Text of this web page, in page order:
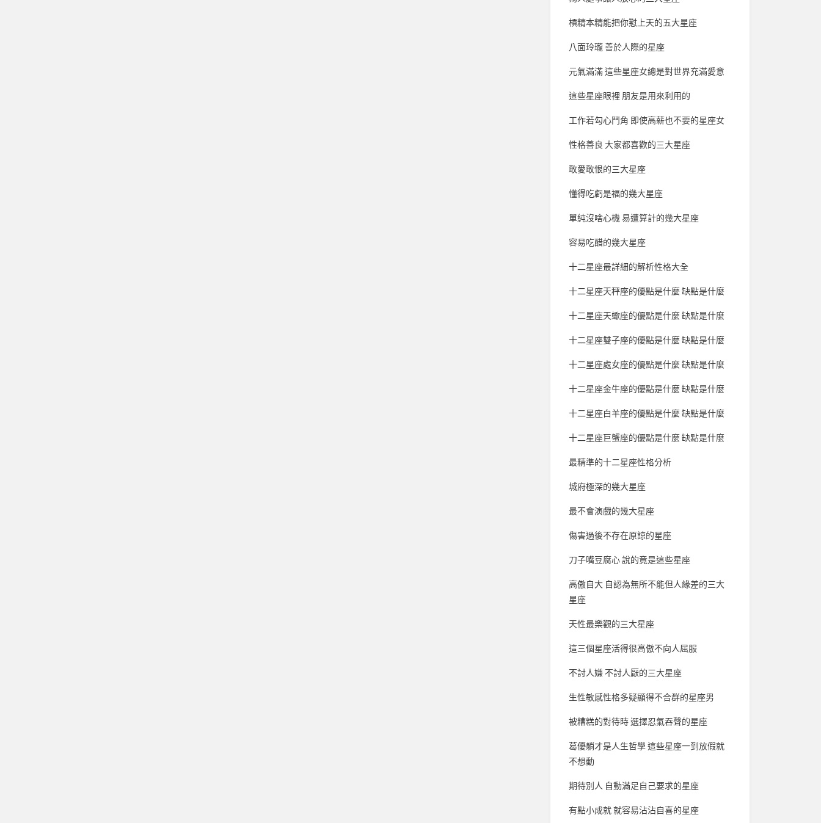
槓精本精能把你懟上天的五大星座
八面玲瓏 善於人際的星座
元氣滿滿 這些星座女總是對世界充滿愛意
這些星座眼裡 朋友是用來利用的
工作若勾心鬥角 即使高薪也不要的星座女
性格善良 大家都喜歡的三大星座
敢愛敢恨的三大星座
懂得吃虧是福的幾大星座
單純沒啥心機 易遭算計的幾大星座
容易吃醋的幾大星座
十二星座最詳細的解析性格大全
十二星座天秤座的優點是什麼 缺點是什麼
十二星座天蠍座的優點是什麼 缺點是什麼
十二星座雙子座的優點是什麼 缺點是什麼
十二星座處女座的優點是什麼 缺點是什麼
十二星座金牛座的優點是什麼 缺點是什麼
十二星座白羊座的優點是什麼 缺點是什麼
十二星座巨蟹座的優點是什麼 缺點是什麼
最精準的十二星座性格分析
城府極深的幾大星座
最不會演戲的幾大星座
傷害過後不存在原諒的星座
刀子嘴豆腐心 說的竟是這些星座
高傲自大 自認為無所不能但人緣差的三大
星座
天性最樂觀的三大星座
這三個星座活得很高傲不向人屈服
不討人嫌 不討人厭的三大星座
生性敏感性格多疑顯得不合群的星座男
被糟糕的對待時 選擇忍氣吞聲的星座
葛優躺才是人生哲學 這些星座一到放假就
不想動
期待別人 自動滿足自己要求的星座
有點小成就 就容易沾沾自喜的星座